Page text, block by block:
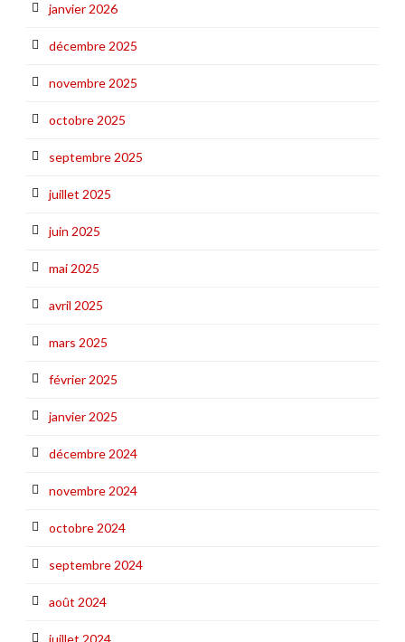
janvier 2026
décembre 2025
novembre 2025
octobre 2025
septembre 2025
juillet 2025
juin 2025
mai 2025
avril 2025
mars 2025
février 2025
janvier 2025
décembre 2024
novembre 2024
octobre 2024
septembre 2024
août 2024
juillet 2024